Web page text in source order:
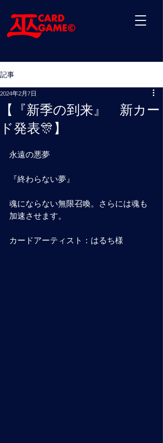
記事
【『新季の到来』 新カー
ド発表🎊】
2024年2月7日
永遠の悪夢
『終わらない夢』
魂にならない無限召喚。さらには魂も
加速させます。
カードアーティスト：はるち様